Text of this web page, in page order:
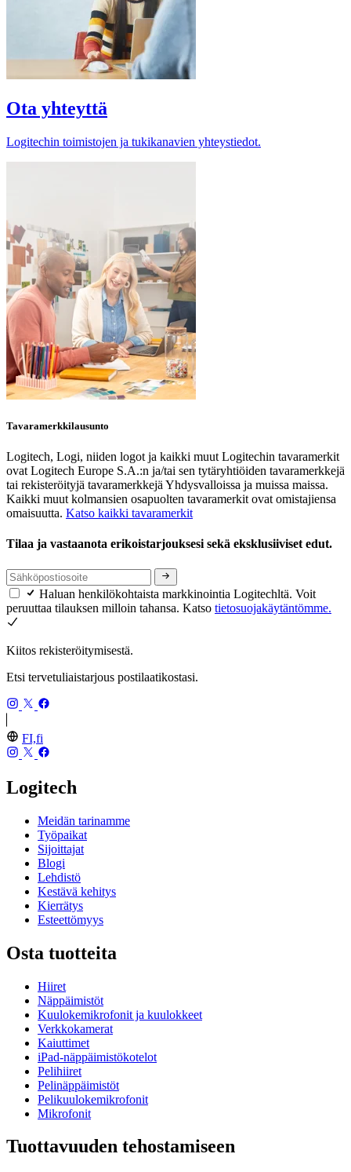
Ota yhteyttä
Logitechin toimistojen ja tukikanavien yhteystiedot.
Tavaramerkkilausunto
Logitech, Logi, niiden logot ja kaikki muut Logitechin tavaramerkit
ovat Logitech Europe S.A.:n ja/tai sen tytäryhtiöiden tavaramerkkejä
tai rekisteröityjä tavaramerkkejä Yhdysvalloissa ja muissa maissa.
Kaikki muut kolmansien osapuolten tavaramerkit ovat omistajiensa
omaisuutta. Katso kaikki tavaramerkit
Tilaa ja vastaanota erikoistarjouksesi sekä eksklusiiviset edut.
Haluan henkilökohtaista markkinointia Logitechltä. Voit
peruuttaa tilauksen milloin tahansa. Katso tietosuojakäytäntömme.
Kiitos rekisteröitymisestä.
Etsi tervetuliaistarjous postilaatikostasi.
FI,fi
Logitech
Meidän tarinamme
Työpaikat
Sijoittajat
Blogi
Lehdistö
Kestävä kehitys
Kierrätys
Esteettömyys
Osta tuotteita
Hiiret
Näppäimistöt
Kuulokemikrofonit ja kuulokkeet
Verkkokamerat
Kaiuttimet
iPad-näppäimistökotelot
Pelihiiret
Pelinäppäimistöt
Pelikuulokemikrofonit
Mikrofonit
Tuottavuuden tehostamiseen